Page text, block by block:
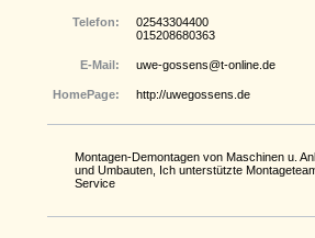
Telefon:
02543304400
015208680363
E-Mail: uwe-gossens@t-online.de
HomePage: http://uwegossens.de
Montagen-Demontagen von Maschinen u.
und Umbauten, Ich unterstützte
Service